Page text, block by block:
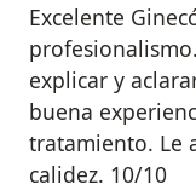
Excelente
explicar y
buena
tratamiento. Le
calidez. 10/10